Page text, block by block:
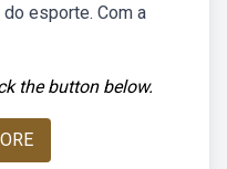
esporte. Com a
the button below.